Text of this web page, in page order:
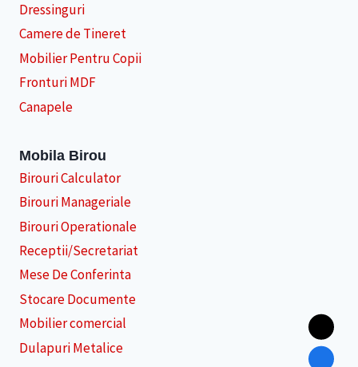
Dressinguri
Camere de Tineret
Mobilier Pentru Copii
Fronturi MDF
Canapele
Mobila Birou
Birouri Calculator
Birouri Manageriale
Birouri Operationale
Receptii/Secretariat
Mese De Conferinta
Stocare Documente
Mobilier comercial
Dulapuri Metalice